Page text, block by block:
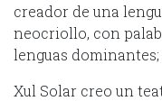
creador de una
neocriollo, con
lenguas dominantes;
Xul Solar creo un